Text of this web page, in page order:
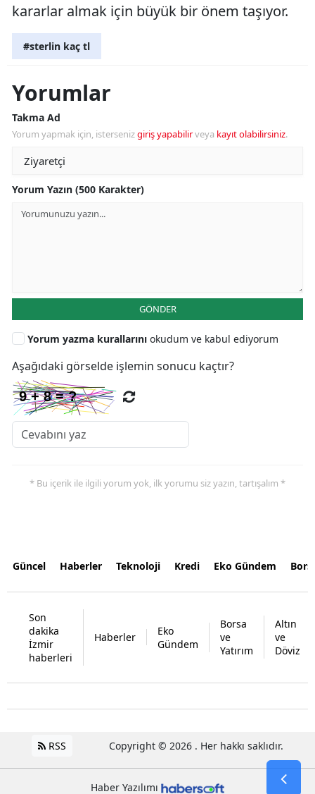
kararlar almak için büyük bir önem taşıyor.
#sterlin kaç tl
Yorumlar
Takma Ad
Yorum yapmak için, istersenizgiriş yapabilirveya kayıt olabilirsiniz.
Yorum Yazın (500 Karakter)
GÖNDER
Yorum yazma kurallarını okudum ve kabul ediyorum
Aşağıdaki görselde işlemin sonucu kaçtır?
* Bu içerik ile ilgili yorum yok, ilk yorumu siz yazın, tartışalım *
Güncel Haberler Teknoloji Kredi Eko Gündem
Son
dakika
İzmir
haberleri
Haberler
Eko
Gündem
Borsa
ve
Yatırım
Altın
ve
Döviz
RSS Copyright © 2026 . Her hakkı saklıdır.
Haber Yazılımı